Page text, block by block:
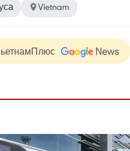
Vietnam